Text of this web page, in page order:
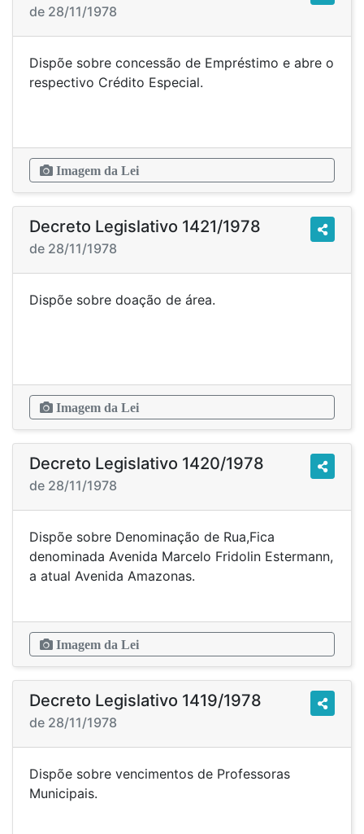
de 28/11/1978
Dispõe sobre concessão de Empréstimo e abre o
respectivo Crédito Especial.
Imagem da Lei
Decreto Legislativo 1421/1978
de 28/11/1978
Dispõe sobre doação de área.
Imagem da Lei
Decreto Legislativo 1420/1978
de 28/11/1978
Dispõe sobre Denominação de Rua,Fica
denominada Avenida Marcelo Fridolin Estermann,
a atual Avenida Amazonas.
Imagem da Lei
Decreto Legislativo 1419/1978
de 28/11/1978
Dispõe sobre vencimentos de Professoras
Municipais.